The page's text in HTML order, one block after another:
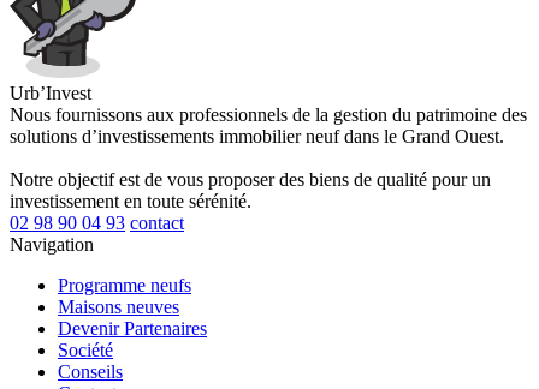
Urb’Invest
Nous fournissons aux professionnels de la gestion du patrimoine des
solutions d’investissements immobilier neuf dans le Grand Ouest.
Notre objectif est de vous proposer des biens de qualité pour un
investissement en toute sérénité.
02 98 90 04 93 contact
Navigation
Programme neufs
Maisons neuves
Devenir Partenaires
Société
Conseils